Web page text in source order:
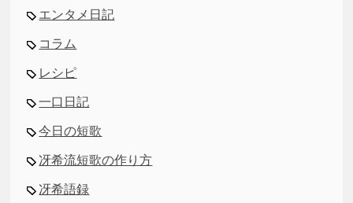
エンタメ日記
コラム
レシピ
一口日記
今日の短歌
冴希流短歌の作り方
冴希語録